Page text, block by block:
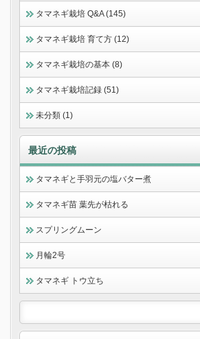
タマネギ栽培 Q&A (145)
タマネギ栽培 育て方 (12)
タマネギ栽培の基本 (8)
タマネギ栽培記録 (51)
未分類 (1)
最近の投稿
タマネギと手羽元の塩バター煮
タマネギ苗 葉先が枯れる
スプリングムーン
月輪2号
タマネギ トウ立ち